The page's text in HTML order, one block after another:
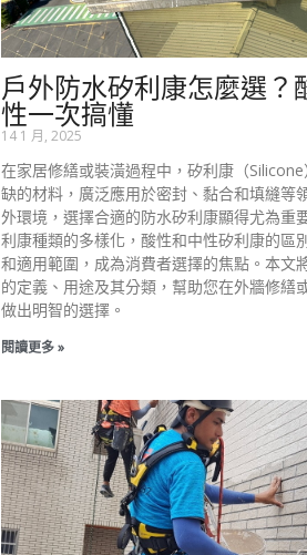
戶外防水矽利康怎麼選？
性一次搞懂
14 1 月, 2025
在家居修繕或裝潢過程中，矽利康（
缺的材料，廣泛應用於密封、黏合和填縫等
外環境，選擇合適的防水矽利康顯得尤為重
利康種類的多樣化，酸性和中性矽利康的區
和適用範圍，成為消費者選擇的焦點。本文
的定義、用途及其分類，幫助您在外牆修繕
做出明智的選擇。
閱讀更多 »